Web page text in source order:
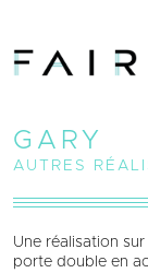
GARY
AUTRES
Une réalisation
porte double en